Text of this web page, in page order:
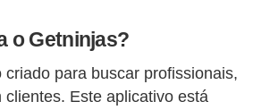
o Getninjas?
criado para buscar profissionais,
clientes. Este aplicativo está